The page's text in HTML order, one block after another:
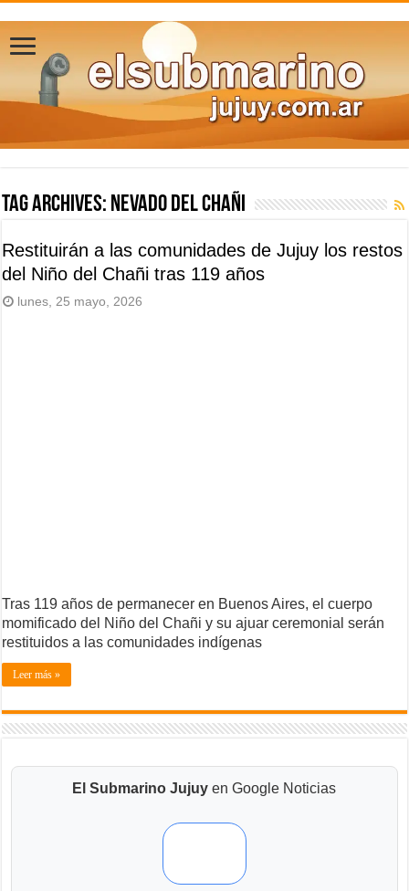
Tag Archives: Nevado del Chañi
Restituirán a las comunidades de Jujuy los restos
del Niño del Chañi tras 119 años
lunes, 25 mayo, 2026
Tras 119 años de permanecer en Buenos Aires, el cuerpo
momificado del Niño del Chañi y su ajuar ceremonial serán
restituidos a las comunidades indígenas
Leer más »
El Submarino Jujuy en Google Noticias